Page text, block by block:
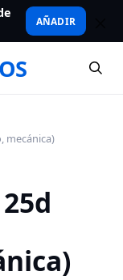
AÑADIR
mecánica)